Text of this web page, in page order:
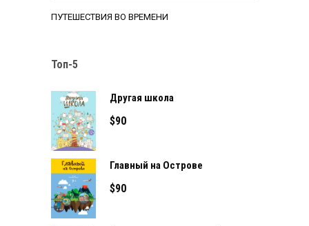
ПУТЕШЕСТВИЯ ВО ВРЕМЕНИ
Топ-5
Другая школа
$90
Главный на Острове
$90